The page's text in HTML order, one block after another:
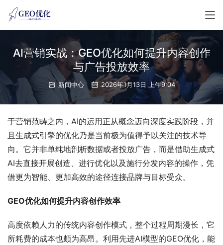
AI营销实战：GEO优化如何提升内容创作
与广告投放效率
新闻中心 2026年1月13日 上午9:04
于营销范畴之内，AI的运用正从概念迈向深度实践阶段，并
且生成式引擎的优化乃是当前极为值得予以关注的技术导
向。它并非单纯地剖析数据或者投放广告，而是借助生成式
AI去直接开展创造、进行优化以及施行分发内容的操作，凭
借更为智能、更加高效的途径连接品牌与目标受众。
GEO优化如何提升内容创作效率
高度依赖人力的传统内容创作模式，整个过程周期漫长，它
所耗费的成本也颇为高昂。利用先进AI模型的GEO优化，能